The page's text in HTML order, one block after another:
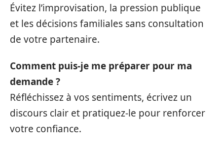
Évitez l’improvisation, la pression publique
et les décisions familiales sans consultation
de votre partenaire.
Comment puis-je me préparer pour ma
demande ?
Réfléchissez à vos sentiments, écrivez un
discours clair et pratiquez-le pour renforcer
votre confiance.